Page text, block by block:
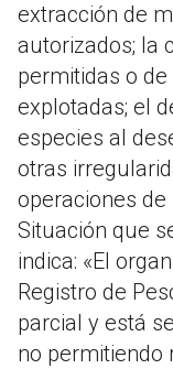
extracción de
autorizados; la
permitidas o
explotadas; el
especies al
otras
operaciones
Situación que
indica: «El
Registro de
parcial y está
no permitiendo